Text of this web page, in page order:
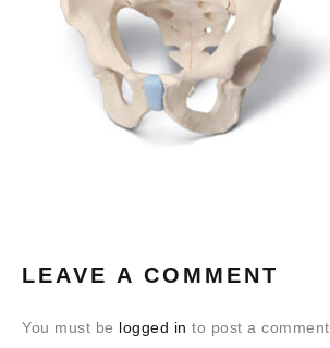
LEAVE A COMMENT
You must be logged in to post a comment.